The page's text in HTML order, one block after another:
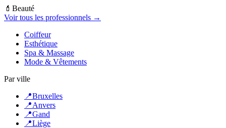
💄 Beauté
Voir tous les professionnels →
Coiffeur
Esthétique
Spa & Massage
Mode & Vêtements
Par ville
📍Bruxelles
📍Anvers
📍Gand
📍Liège